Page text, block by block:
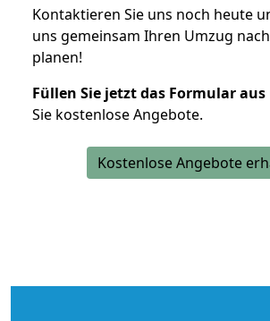
Kontaktieren Sie uns noch heute
uns gemeinsam Ihren Umzug
planen!
Füllen Sie jetzt das Formular aus
Sie kostenlose Angebote.
Kostenlose Angebote